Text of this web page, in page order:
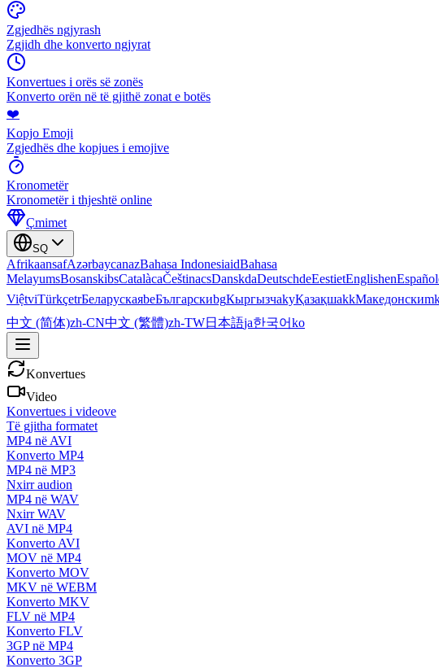
Zgjedhës ngjyrash
Zgjidh dhe konverto ngjyrat
Konvertues i orës së zonës
Konverto orën në të gjithë zonat e botës
❤️
Kopjo Emoji
Zgjedhës dhe kopjues i emojive
Kronometër
Kronometër i thjeshtë online
Çmimet
SQ
AfrikaansafAzərbaycanazBahasa IndonesiaidBahasa
MelayumsBosanskibsCatalàcaČeštinacsDanskdaDeutschdeEestietEnglishenEspañol
ViệtviTürkçetrБеларускаяbeБългарскиbgКыргызчаkyҚазақшаkkМакедонски
中文 (简体)zh-CN中文 (繁體)zh-TW日本語ja한국어ko
Konvertues
Video
Konvertues i videove
Të gjitha formatet
MP4 në AVI
Konverto MP4
MP4 në MP3
Nxirr audion
MP4 në WAV
Nxirr WAV
AVI në MP4
Konverto AVI
MOV në MP4
Konverto MOV
MKV në WEBM
Konverto MKV
FLV në MP4
Konverto FLV
3GP në MP4
Konverto 3GP